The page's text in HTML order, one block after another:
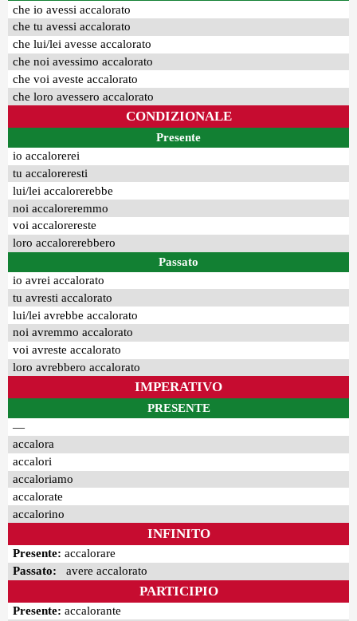
che io avessi accalorato
che tu avessi accalorato
che lui/lei avesse accalorato
che noi avessimo accalorato
che voi aveste accalorato
che loro avessero accalorato
CONDIZIONALE
Presente
io accalorerei
tu accaloreresti
lui/lei accalorerebbe
noi accaloreremmo
voi accalorereste
loro accalorerebbero
Passato
io avrei accalorato
tu avresti accalorato
lui/lei avrebbe accalorato
noi avremmo accalorato
voi avreste accalorato
loro avrebbero accalorato
IMPERATIVO
PRESENTE
—
accalora
accalori
accaloriamo
accalorate
accalorino
INFINITO
Presente: accalorare
Passato: avere accalorato
PARTICIPIO
Presente: accalorante